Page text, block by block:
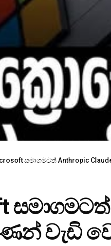
සමාගමටත් Anthropic
සමාගමටත්
වැඩි